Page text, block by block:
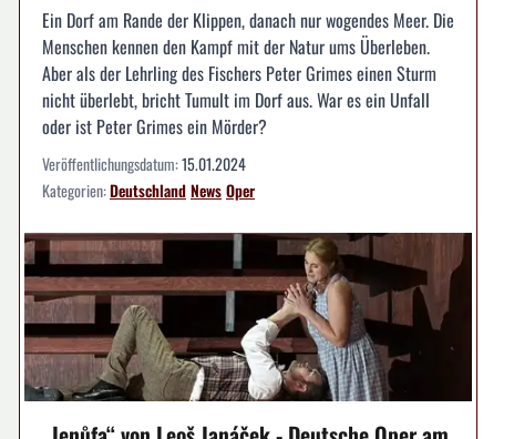
Ein Dorf am Rande der Klippen, danach nur wogendes Meer. Die
Menschen kennen den Kampf mit der Natur ums Überleben.
Aber als der Lehrling des Fischers Peter Grimes einen Sturm
nicht überlebt, bricht Tumult im Dorf aus. War es ein Unfall
oder ist Peter Grimes ein Mörder?
Veröffentlichungsdatum:15.01.2024
Kategorien:DeutschlandNewsOper